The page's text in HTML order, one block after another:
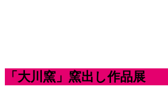
「大川窯」窯出し作品展